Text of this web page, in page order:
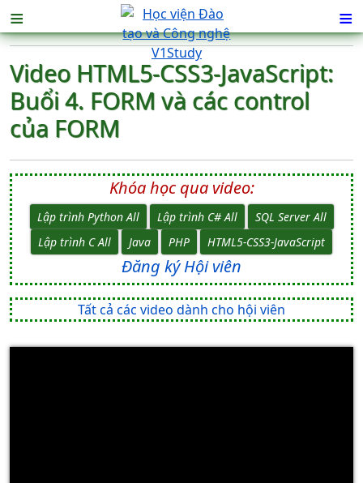
≡ ≡
Video HTML5-CSS3-JavaScript:
Buổi 4. FORM và các control
của FORM
Khóa học qua video:
Lập trình Python All Lập trình C# All
SQL Server All
Lập trình C All
Java PHP HTML5-CSS3-JavaScript
Đăng ký Hội viên
Tất cả các video dành cho hội viên